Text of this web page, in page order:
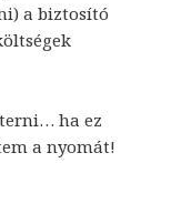
a biztosító
ha ez
a nyomát!